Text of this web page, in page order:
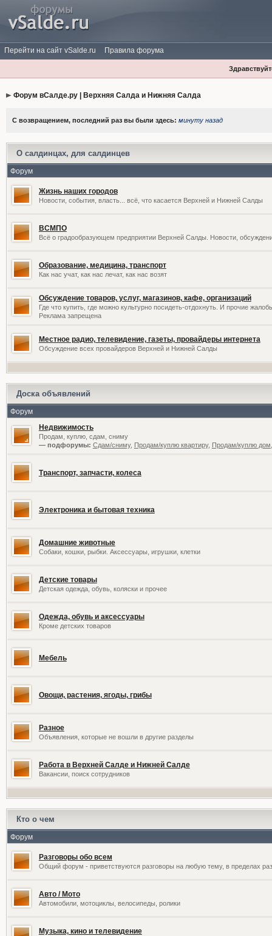
Перейти на сайт vSalde.ru Правила форума
Форум вСалде.ру | Верхняя Салда и Нижняя Салда
С возвращением, последний раз вы были здесь: минуту назад
О салдинцах, для салдинцев
Форум
Жизнь наших городов
Новости, события, власть... всё, что касается Верхней и Нижней Салды
ВСМПО
Всё о градообразующем предприятии Верхней Салды. Новости,
Образование, медицина, транспорт
Как нас учат, как нас лечат, как нас возят
Обсуждение товаров, услуг, магазинов, кафе, организаций
Где что купить, где можно культурно посидеть-отдохнуть. И прочие
Реклама запрещена
Местное радио, телевидение, газеты, провайдеры интернета
Обсуждение всех провайдеров Верхней и Нижней Салды
Доска объявлений
Форум
Недвижимость
Продам, куплю, сдам, сниму
— подфорумы: Сдам/сниму, Продам/куплю квартиру, Продам/куплю
Транспорт, запчасти, колеса
Электроника и бытовая техника
Домашние животные
Собаки, кошки, рыбки. Аксессуары, игрушки, клетки
Детские товары
Детская одежда, обувь, коляски и прочее
Одежда, обувь и аксессуары
Кроме детских товаров
Мебель
Овощи, растения, ягоды, грибы
Разное
Объявления, которые не вошли в другие разделы
Работа в Верхней Салде и Нижней Салде
Вакансии, поиск сотрудников
Кто о чем
Форум
Разговоры обо всем
Общий форум - приветствуются разговоры на любую тему, в пределах
Авто / Мото
Автомобили, мотоциклы, велосипеды, ролики
Музыка, кино и телевидение